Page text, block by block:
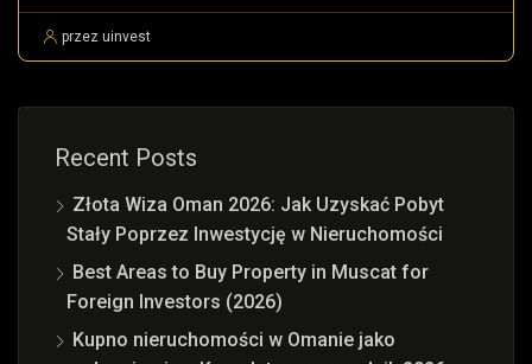
przez uinvest
Recent Posts
Złota Wiza Oman 2026: Jak Uzyskać Pobyt
Stały Poprzez Inwestycję w Nieruchomości
Best Areas to Buy Property in Muscat for
Foreign Investors (2026)
Kupno nieruchomości w Omanie jako